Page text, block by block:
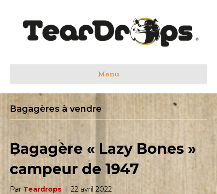
Menu
Bagagères à vendre
Bagagère « Lazy Bones »
campeur de 1947
ParTeardrops | 22 avril 2022